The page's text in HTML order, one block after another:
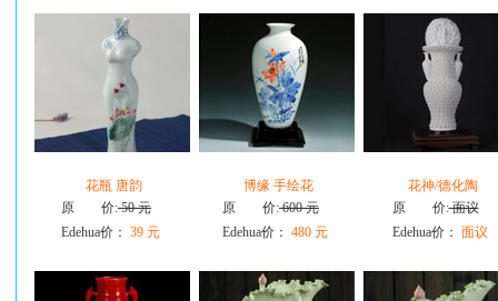
花瓶 唐韵
原 价:50 元
Edehua价： 39 元
博缘 手绘花
原 价:600 元
Edehua价： 480 元
花神/德化陶
原 价:面议
Edehua价： 面议